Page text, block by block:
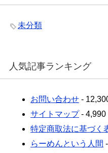
未分類
人気記事ランキング
お問い合わせ -
サイトマップ- 4,990
特定商取法に基づく
らーめんという人間